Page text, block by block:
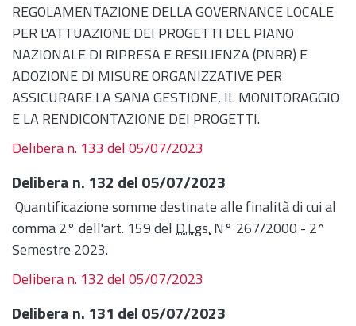
REGOLAMENTAZIONE DELLA GOVERNANCE LOCALE
PER L'ATTUAZIONE DEI PROGETTI DEL PIANO
NAZIONALE DI RIPRESA E RESILIENZA (PNRR) E
ADOZIONE DI MISURE ORGANIZZATIVE PER
ASSICURARE LA SANA GESTIONE, IL MONITORAGGIO
E LA RENDICONTAZIONE DEI PROGETTI.
Delibera n. 133 del 05/07/2023
Delibera n. 132 del 05/07/2023
Quantificazione somme destinate alle finalità di cui al
comma 2° dell'art. 159 del D.Lgs.N° 267/2000 - 2^
Semestre 2023.
Delibera n. 132 del 05/07/2023
Delibera n. 131 del 05/07/2023